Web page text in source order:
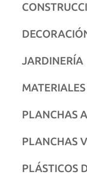
JARDINERÍA
PLANCHAS
PLANCHAS
PLÁSTICOS